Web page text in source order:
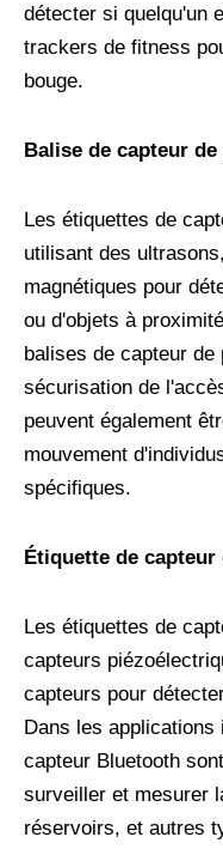
détecter si quelqu'un
trackers de fitness
bouge.
Balise de capteur
Les étiquettes de
utilisant des
magnétiques pour
ou d'objets à
balises de capteur
sécurisation de
peuvent également
mouvement
spécifiques.
Étiquette de capteur
Les étiquettes de
capteurs
capteurs pour
Dans les
capteur Bluetooth
surveiller et mesurer
réservoirs, et autres